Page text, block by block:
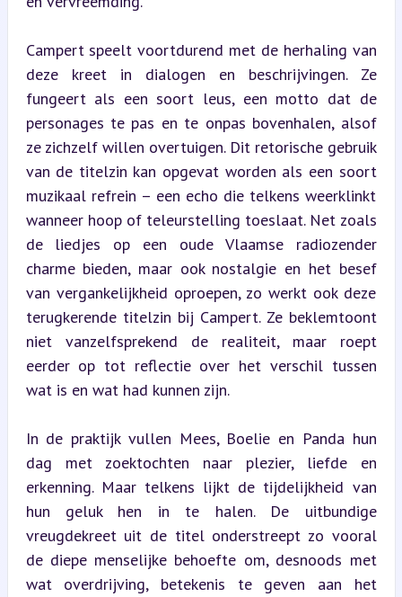
Campert speelt voortdurend met de herhaling van
deze kreet in dialogen en beschrijvingen. Ze
fungeert als een soort leus, een motto dat de
personages te pas en te onpas bovenhalen, alsof
ze zichzelf willen overtuigen. Dit retorische gebruik
van de titelzin kan opgevat worden als een soort
muzikaal refrein – een echo die telkens weerklinkt
wanneer hoop of teleurstelling toeslaat. Net zoals
de liedjes op een oude Vlaamse radiozender
charme bieden, maar ook nostalgie en het besef
van vergankelijkheid oproepen, zo werkt ook deze
terugkerende titelzin bij Campert. Ze beklemtoont
niet vanzelfsprekend de realiteit, maar roept
eerder op tot reflectie over het verschil tussen
wat is en wat had kunnen zijn.
In de praktijk vullen Mees, Boelie en Panda hun
dag met zoektochten naar plezier, liefde en
erkenning. Maar telkens lijkt de tijdelijkheid van
hun geluk hen in te halen. De uitbundige
vreugdekreet uit de titel onderstreept zo vooral
de diepe menselijke behoefte om, desnoods met
wat overdrijving, betekenis te geven aan het